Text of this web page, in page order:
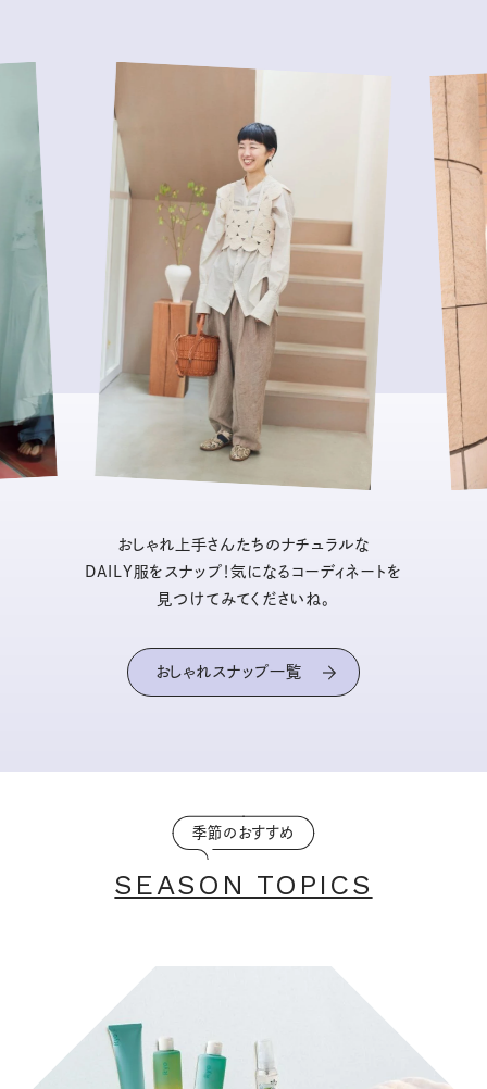
おしゃれ上手さんたちのナチュラルな
DAILY服をスナップ！気になるコーディネートを
見つけてみてくださいね。
おしゃれスナップ一覧
季節のおすすめ
SEASON TOPICS